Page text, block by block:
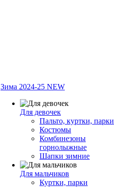
Зима 2024-25 NEW
Для девочек
Пальто, куртки, парки
Костюмы
Комбинезоны
горнолыжные
Шапки зимние
Для мальчиков
Куртки, парки